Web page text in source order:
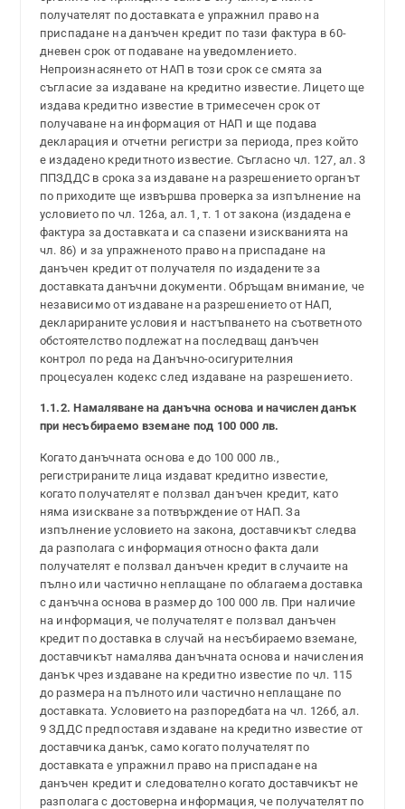
получателят по доставката е упражнил право на
приспадане на данъчен кредит по тази фактура в 60-
дневен срок от подаване на уведомлението.
Непроизнасянето от НАП в този срок се смята за
съгласие за издаване на кредитно известие. Лицето ще
издава кредитно известие в тримесечен срок от
получаване на информация от НАП и ще подава
декларация и отчетни регистри за периода, през който
е издадено кредитното известие. Съгласно чл. 127, ал. 3
ППЗДДС в срока за издаване на разрешението органът
по приходите ще извършва проверка за изпълнение на
условието по чл. 126а, ал. 1, т. 1 от закона (издадена е
фактура за доставката и са спазени изискванията на
чл. 86) и за упражненото право на приспадане на
данъчен кредит от получателя по издадените за
доставката данъчни документи. Обръщам внимание, че
независимо от издаване на разрешението от НАП,
декларираните условия и настъпването на съответното
обстоятелство подлежат на последващ данъчен
контрол по реда на Данъчно-осигурителния
процесуален кодекс след издаване на разрешението.
1.1.2. Намаляване на данъчна основа и начислен данък
при несъбираемо вземане под 100 000 лв.
Когато данъчната основа е до 100 000 лв.,
регистрираните лица издават кредитно известие,
когато получателят е ползвал данъчен кредит, като
няма изискване за потвърждение от НАП. За
изпълнение условието на закона, доставчикът следва
да разполага с информация относно факта дали
получателят е ползвал данъчен кредит в случаите на
пълно или частично неплащане по облагаема доставка
с данъчна основа в размер до 100 000 лв. При наличие
на информация, че получателят е ползвал данъчен
кредит по доставка в случай на несъбираемо вземане,
доставчикът намалява данъчната основа и начисления
данък чрез издаване на кредитно известие по чл. 115
до размера на пълното или частично неплащане по
доставката. Условието на разпоредбата на чл. 126б, ал.
9 ЗДДС предпоставя издаване на кредитно известие от
доставчика данък, само когато получателят по
доставката е упражнил право на приспадане на
данъчен кредит и следователно когато доставчикът не
разполага с достоверна информация, че получателят по